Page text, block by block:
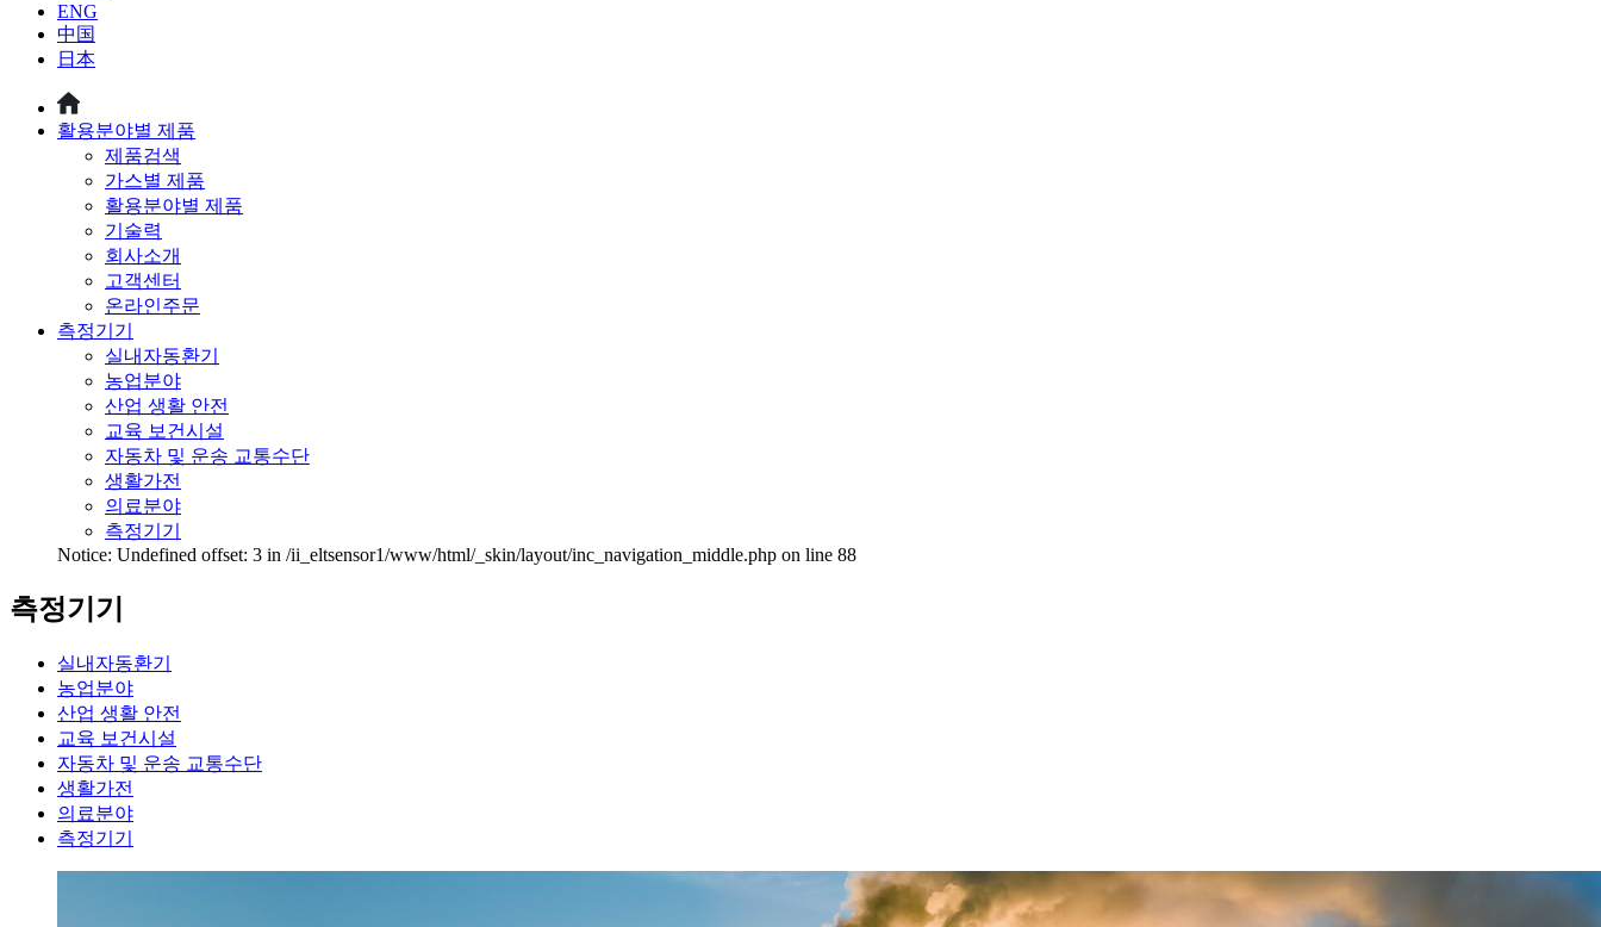
ENG
中国
日本
활용분야별 제품
제품검색
가스별 제품
활용분야별 제품
기술력
회사소개
고객센터
온라인주문
측정기기
실내자동환기
농업분야
산업 생활 안전
교육 보건시설
자동차 및 운송 교통수단
생활가전
의료분야
측정기기
Notice: Undefined offset: 3 in /ii_eltsensor1/www/html/_skin/layout/inc_navigation_middle.php on line 88
측정기기
실내자동환기
농업분야
산업 생활 안전
교육 보건시설
자동차 및 운송 교통수단
생활가전
의료분야
측정기기